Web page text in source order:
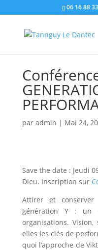
06 16 88
par admin | Mai 24,
Save the date : Jeudi
Dieu. Inscription sur
Attirer et
génération Y : un
organisations.
elles les clés de
quoi l’approche de